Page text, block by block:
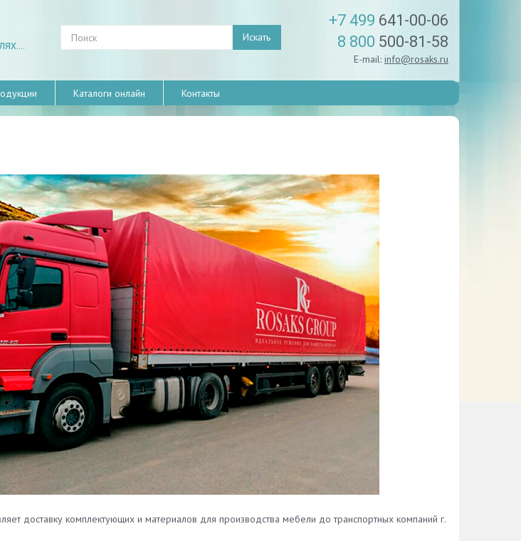
Искать
+7 499 641-00-06
8 800 500-81-58
E-mail: info@rosaks.ru
Каталоги онлайн Контакты
доставку комплектующих и материалов для производства мебели до транспортных компаний г.